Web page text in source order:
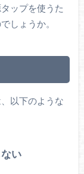
ップを使うた
しょうか。
以下のような
い